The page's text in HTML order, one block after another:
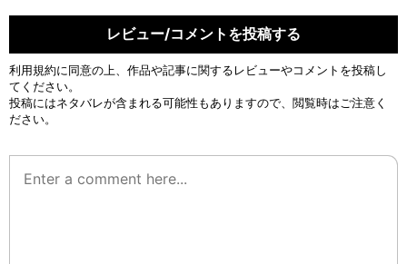
レビュー/コメントを投稿する
利用規約に同意の上、作品や記事に関するレビューやコメントを投稿し
てください。
投稿にはネタバレが含まれる可能性もありますので、閲覧時はご注意く
ださい。